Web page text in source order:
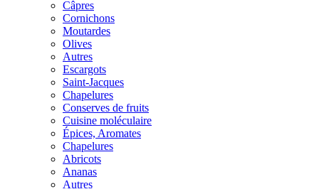
Câpres
Cornichons
Moutardes
Olives
Autres
Escargots
Saint-Jacques
Chapelures
Conserves de fruits
Cuisine moléculaire
Épices, Aromates
Chapelures
Abricots
Ananas
Autres